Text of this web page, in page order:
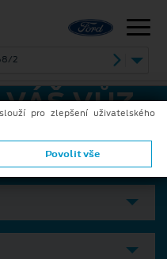
2
VŮZ
pro zlepšení uživatelského
Povolit vše